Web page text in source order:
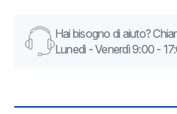
Hai bisogno di aiuto?
Lunedì - Venerdì 9:00 -